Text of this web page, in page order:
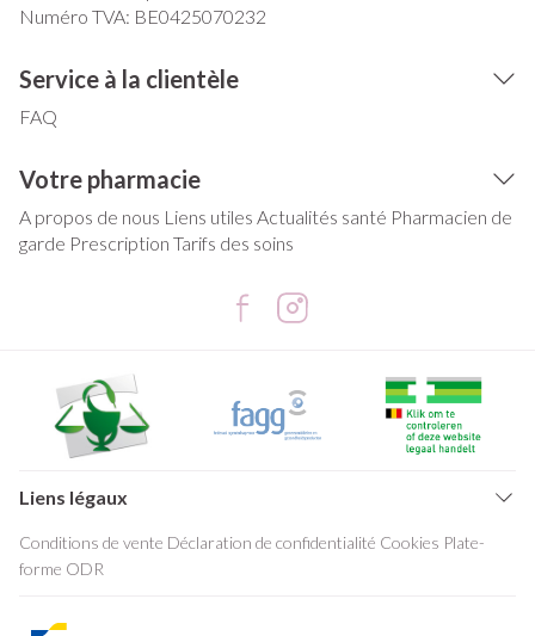
Numéro TVA: BE0425070232
Service à la clientèle
FAQ
Votre pharmacie
A propos de nous Liens utiles Actualités santé Pharmacien de
garde Prescription Tarifs des soins
Liens légaux
Conditions de vente Déclaration de confidentialité Cookies Plate-
forme ODR